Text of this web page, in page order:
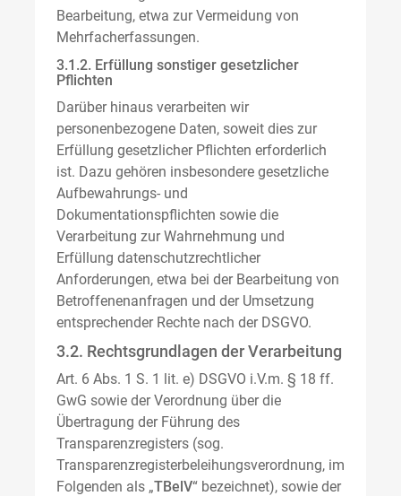
Bearbeitung, etwa zur Vermeidung von
Mehrfacherfassungen.
3.1.2. Erfüllung sonstiger gesetzlicher
Pflichten
Darüber hinaus verarbeiten wir
personenbezogene Daten, soweit dies zur
Erfüllung gesetzlicher Pflichten erforderlich
ist. Dazu gehören insbesondere gesetzliche
Aufbewahrungs- und
Dokumentationspflichten sowie die
Verarbeitung zur Wahrnehmung und
Erfüllung datenschutzrechtlicher
Anforderungen, etwa bei der Bearbeitung von
Betroffenenanfragen und der Umsetzung
entsprechender Rechte nach der DSGVO.
3.2. Rechtsgrundlagen der Verarbeitung
Art. 6 Abs. 1 S. 1 lit. e) DSGVO i.V.m. § 18 ff.
GwG sowie der Verordnung über die
Übertragung der Führung des
Transparenzregisters (sog.
Transparenzregisterbeleihungsverordnung, im
Folgenden als „TBelV“ bezeichnet), sowie der